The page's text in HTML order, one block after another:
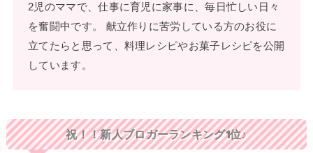
2児のママで、仕事に育児に家事に、毎日忙しい日々
を奮闘中です。 献立作りに苦労している方のお役に
立てたらと思って、料理レシピやお菓子レシピを公開
しています。
祝！！新人ブロガーランキング1位♪